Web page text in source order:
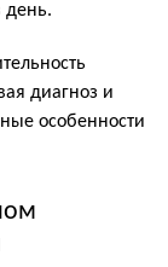
день.
диагноз и
особенности